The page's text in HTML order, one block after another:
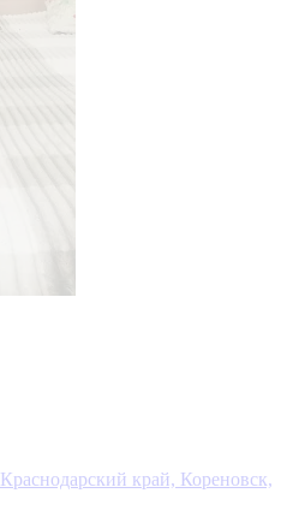
Краснодарский край, Кореновск,